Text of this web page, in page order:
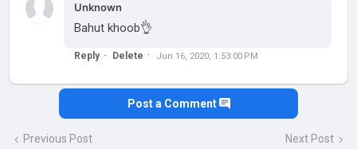
Unknown
Bahut khoob👌
Reply Delete Jun 16, 2020, 1:53:00 PM
Post a Comment
Previous Post Next Post